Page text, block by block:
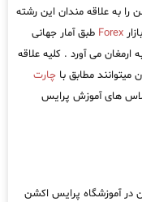
را به علاقه مندان این رشته
Forex طبق آمار جهانی
ارمغان می آورد . کلیه علاقه
مطابق با چارت
های آموزش پرایس
در آموزشگاه پرایس اکشن